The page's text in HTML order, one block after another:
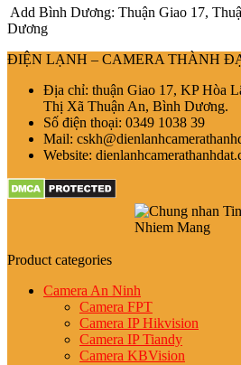
Add Bình Dương: Thuận Giao 17,
Dương
ĐIỆN LẠNH – CAMERA THÀNH
Địa chỉ: thuận Giao 17, KP Hòa
Thị Xã Thuận An, Bình Dương.
Số điện thoại: 0349 1038 39
Mail:
Website:
Product categories
Camera An Ninh
Camera FPT
Camera IP Hikvision
Camera IP Tiandy
Camera KBVision